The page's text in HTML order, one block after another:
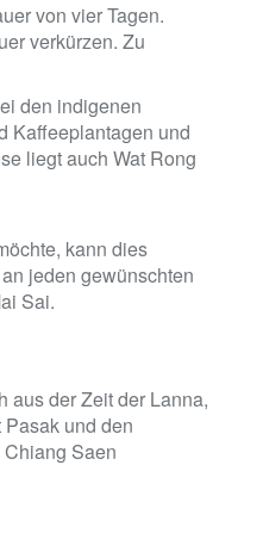
von vier Tagen.
verkürzen. Zu
den indigenen
Kaffeeplantagen und
liegt auch Wat Rong
kann dies
jeden gewünschten
Sai.
aus der Zeit der Lanna,
und den
Saen